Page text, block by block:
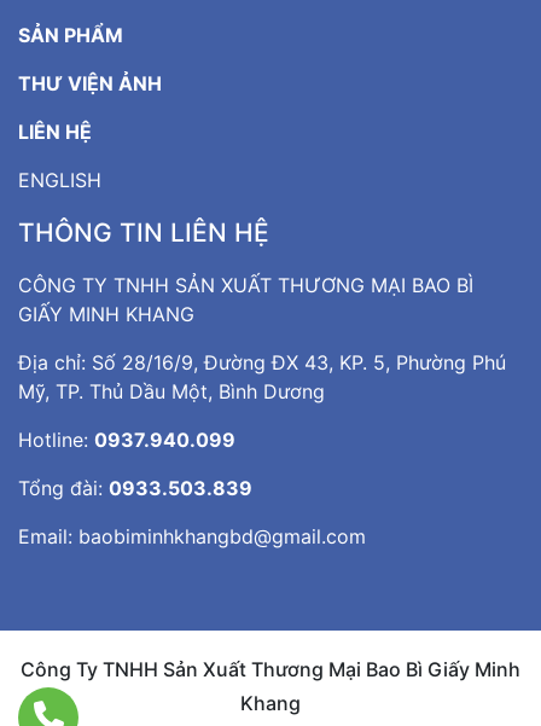
SẢN PHẨM
THƯ VIỆN ẢNH
LIÊN HỆ
ENGLISH
THÔNG TIN LIÊN HỆ
CÔNG TY TNHH SẢN XUẤT THƯƠNG MẠI BAO BÌ
GIẤY MINH KHANG
Địa chỉ: Số 28/16/9, Đường ĐX 43, KP. 5, Phường Phú
Mỹ, TP. Thủ Dầu Một, Bình Dương
Hotline: 0937.940.099
Tổng đài: 0933.503.839
Email: baobiminhkhangbd@gmail.com
Công Ty TNHH Sản Xuất Thương Mại Bao Bì Giấy Minh
Khang